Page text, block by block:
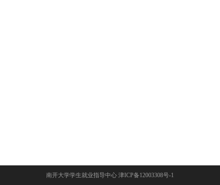
南开大学学生就业指导中心 津ICP备12003308号-1